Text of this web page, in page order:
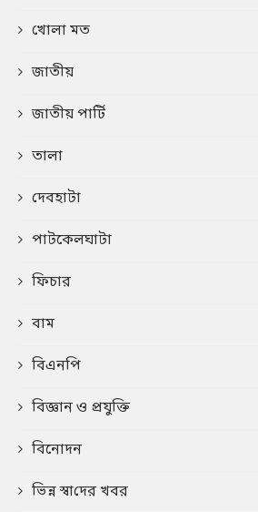
খোলা মত
জাতীয়
জাতীয় পার্টি
তালা
দেবহাটা
পাটকেলঘাটা
ফিচার
বাম
বিএনপি
বিজ্ঞান ও প্রযুক্তি
বিনোদন
ভিন্ন স্বা‌দের খবর